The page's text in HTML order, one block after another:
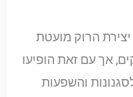
הרוק מועטת
אך עם זאת הופיעו
והשפעות